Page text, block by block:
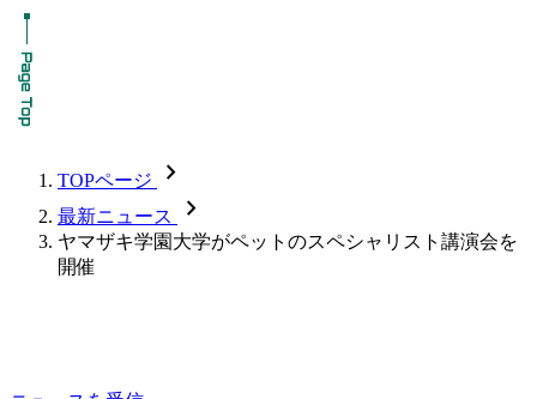
TOPページ chevron_forward
最新ニュース chevron_forward
ヤマザキ学園大学がペットのスペシャリスト講演会を
開催